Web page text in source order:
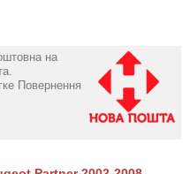
на
Повернення